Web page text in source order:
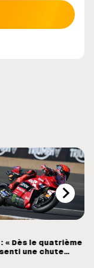
: « Dès le quatrième
une chute